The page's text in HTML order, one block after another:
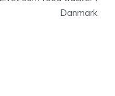
Danmark